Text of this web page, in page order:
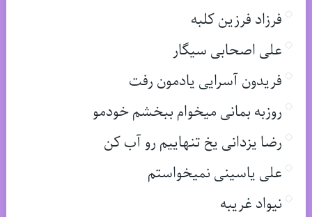
فرزاد فرزین کلبه
علی اصحابی سیگار
فریدون آسرایی یادمون رفت
روزبه بمانی میخوام ببخشم خودمو
رضا یزدانی یخ تنهاییم رو آب کن
علی یاسینی نمیخواستم
نیواد غریبه